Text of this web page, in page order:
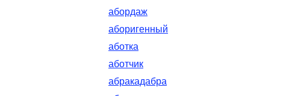
абордаж
аборигенный
аботка
аботчик
абракадабра